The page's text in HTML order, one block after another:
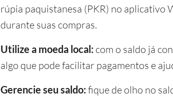
rúpia paquistanesa (PKR) no aplicativo
durante suas compras.
Utilize a moeda local: com o saldo já
algo que pode facilitar pagamentos e
Gerencie seu saldo: fique de olho no